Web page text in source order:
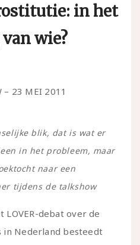
in het
wie?
– 23 MEI 2011
blik, dat is wat er
in het probleem, maar
naar een
tijdens de talkshow
LOVER-debat over de
in Nederland besteedt